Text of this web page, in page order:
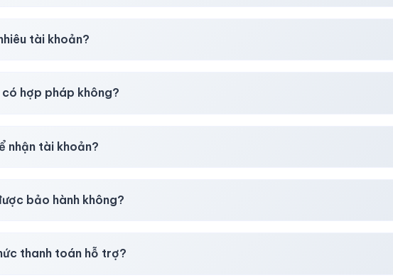
tài khoản?
hợp pháp không?
nhận tài khoản?
bảo hành không?
thanh toán hỗ trợ?